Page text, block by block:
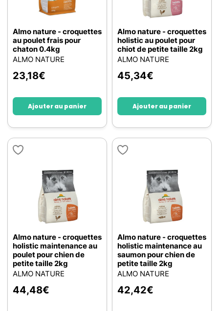
Almo nature - croquettes
au poulet frais pour
chaton 0.4kg
ALMO NATURE
23,18€
Ajouter au panier
Almo nature - croquettes
holistic au poulet pour
chiot de petite taille 2kg
ALMO NATURE
45,34€
Ajouter au panier
Almo nature - croquettes
holistic maintenance au
poulet pour chien de
petite taille 2kg
ALMO NATURE
44,48€
Almo nature - croquettes
holistic maintenance au
saumon pour chien de
petite taille 2kg
ALMO NATURE
42,42€